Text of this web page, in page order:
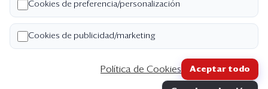
Código de ética
Términos y Condiciones
Copyright ©2026 Semana Económica. Todos los
Cookies de preferencia/personalización
Cookies de publicidad/marketing
Política de Cookies Aceptar todo